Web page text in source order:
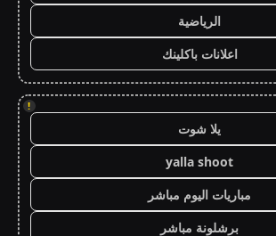
الرياضية
اعلانات باكلينك
!
يلا شوت
yalla shoot
مباريات اليوم مباشر
برشلونة مباشر